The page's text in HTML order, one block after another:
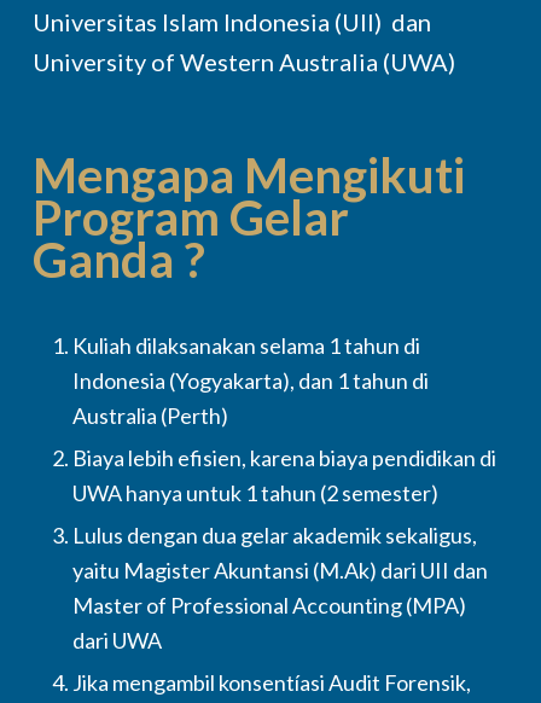
Universitas Islam Indonesia (UII) dan
University of Western Australia (UWA)
Mengapa Mengikuti
Program Gelar
Ganda ?
Kuliah dilaksanakan selama 1 tahun di
Indonesia (Yogyakarta), dan 1 tahun di
Australia (Perth)
Biaya lebih efisien, karena biaya pendidikan di
UWA hanya untuk 1 tahun (2 semester)
Lulus dengan dua gelar akademik sekaligus,
yaitu Magister Akuntansi (M.Ak) dari UII dan
Master of Professional Accounting (MPA)
dari UWA
Jika mengambil konsentíasi Audit Forensik,